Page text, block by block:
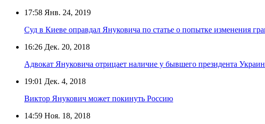
17:58 Янв. 24, 2019
Суд в Киеве оправдал Януковича по статье о попытке изменения
16:26 Дек. 20, 2018
Адвокат Януковича отрицает наличие у бывшего президента
19:01 Дек. 4, 2018
Виктор Янукович может покинуть Россию
14:59 Ноя. 18, 2018